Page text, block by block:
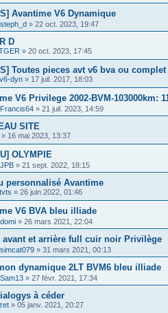
Avantime V6 Dynamique
steph_d » 22 oct. 2023, 19:47
D
» 20 oct. 2023, 17:45
Toutes pieces avt v6 bva ou complet
dyn » 17 juil. 2017, 18:03
V6 Privilege 2002-BVM-103000km:
Francis64 » 21 juil. 2023, 14:59
SITE
» 16 mai 2023, 13:37
OLYMPIE
JPB » 21 sept. 2022, 18:15
personnalisé Avantime
» 26 juin 2022, 01:46
V6 BVA bleu illiade
domi » 26 mars 2021, 22:04
avant et arrière full cuir noir Privilège
simcat079 » 31 mars 2021, 00:13
dynamique 2LT BVM6 bleu illiade
Sam13 » 27 févr. 2021, 17:34
à céder
» 05 janv. 2021, 20:27